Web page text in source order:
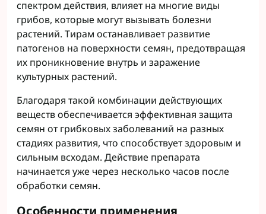
спектром действия, влияет на многие виды
грибов, которые могут вызывать болезни
растений. Тирам останавливает развитие
патогенов на поверхности семян, предотвращая
их проникновение внутрь и заражение
культурных растений.
Благодаря такой комбинации действующих
веществ обеспечивается эффективная защита
семян от грибковых заболеваний на разных
стадиях развития, что способствует здоровым и
сильным всходам. Действие препарата
начинается уже через несколько часов после
обработки семян.
Особенности применения